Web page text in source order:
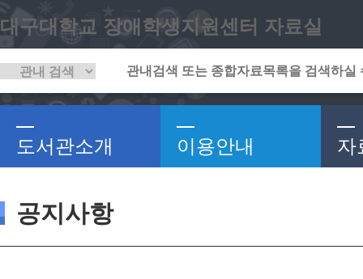
대구대학교 장애학생지원센터 자료실
도서관소개 이용안내 자
공지사항